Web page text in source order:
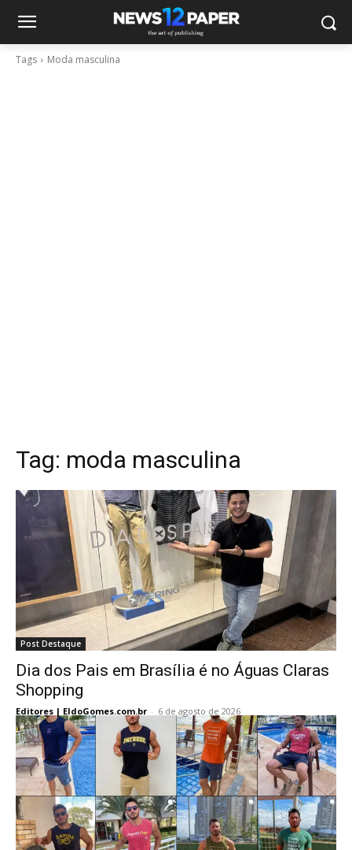
Tags Moda masculina
Tag: moda masculina
Post Destaque
Dia dos Pais em Brasília é no Águas Claras
Shopping
Editores | EldoGomes.com.br - 6 de agosto de 2026